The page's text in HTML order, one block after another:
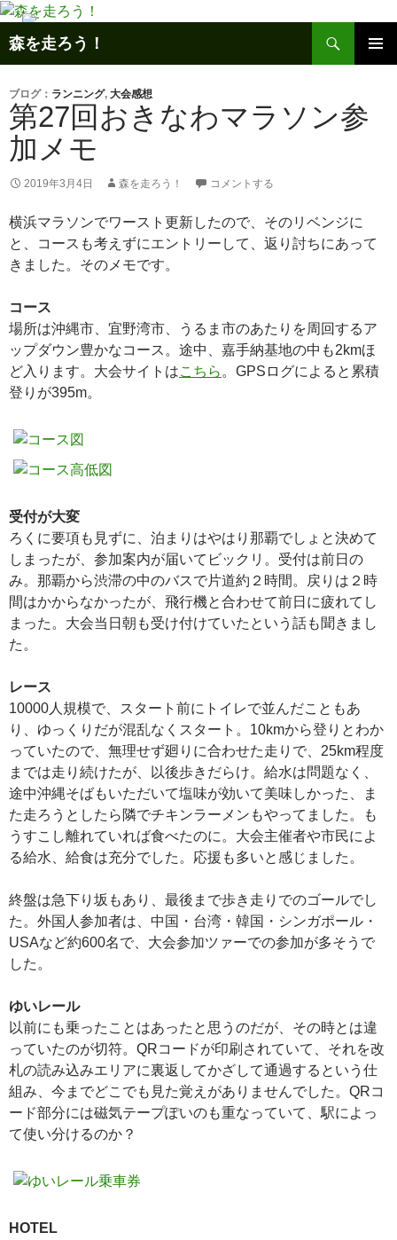
コ
テ
ツ
へ
ス
キ
ッ
森を走ろう！
検
索
ブログ： ランニング, 大会感想
第27回おきなわマラソン参
加メモ
2019年3月4日 森を走ろう！ コメントする
横浜マラソンでワースト更新したので、そのリベンジに
と、コースも考えずにエントリーして、返り討ちにあって
きました。そのメモです。
コース
場所は沖縄市、宜野湾市、うるま市のあたりを周回するア
ップダウン豊かなコース。途中、嘉手納基地の中も2kmほ
ど入ります。大会サイトはこちら 。GPSログによると累積
登りが395m。
受付が大変
ろくに要項も見ずに、泊まりはやはり那覇でしょと決めて
しまったが、参加案内が届いてビックリ。受付は前日の
み。那覇から渋滞の中のバスで片道約２時間。戻りは２時
間はかからなかったが、飛行機と合わせて前日に疲れてし
まった。大会当日朝も受け付けていたという話も聞きまし
た。
レース
10000人規模で、スタート前にトイレで並んだこともあ
り、ゆっくりだが混乱なくスタート。10kmから登りとわか
っていたので、無理せず廻りに合わせた走りで、25km程度
までは走り続けたが、以後歩きだらけ。給水は問題なく、
途中沖縄そばもいただいて塩味が効いて美味しかった、ま
た走ろうとしたら隣でチキンラーメンもやってました。も
うすこし離れていれば食べたのに。大会主催者や市民によ
る給水、給食は充分でした。応援も多いと感じました。
終盤は急下り坂もあり、最後まで歩き走りでのゴールでし
た。外国人参加者は、中国・台湾・韓国・シンガポール・
USAなど約600名で、大会参加ツァーでの参加が多そうで
した。
ゆいレール
以前にも乗ったことはあったと思うのだが、その時とは違
っていたのが切符。QRコードが印刷されていて、それを改
札の読み込みエリアに裏返してかざして通過するという仕
組み、今までどこでも見た覚えがありませんでした。QRコ
ード部分には磁気テープぽいのも重なっていて、駅によっ
て使い分けるのか？
HOTEL